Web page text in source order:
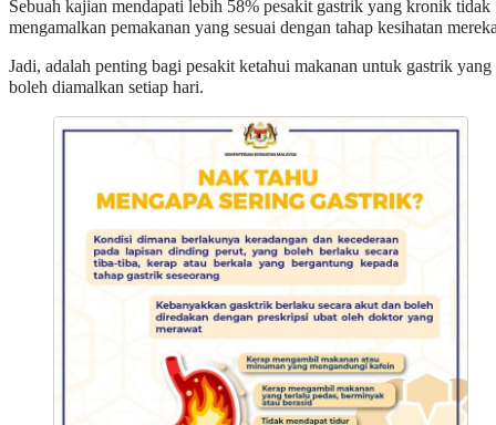
Sebuah kajian mendapati lebih 58% pesakit gastrik yang kronik tidak
mengamalkan pemakanan yang sesuai dengan tahap kesihatan
Jadi, adalah penting bagi pesakit ketahui makanan untuk gastrik yang
boleh diamalkan setiap hari.